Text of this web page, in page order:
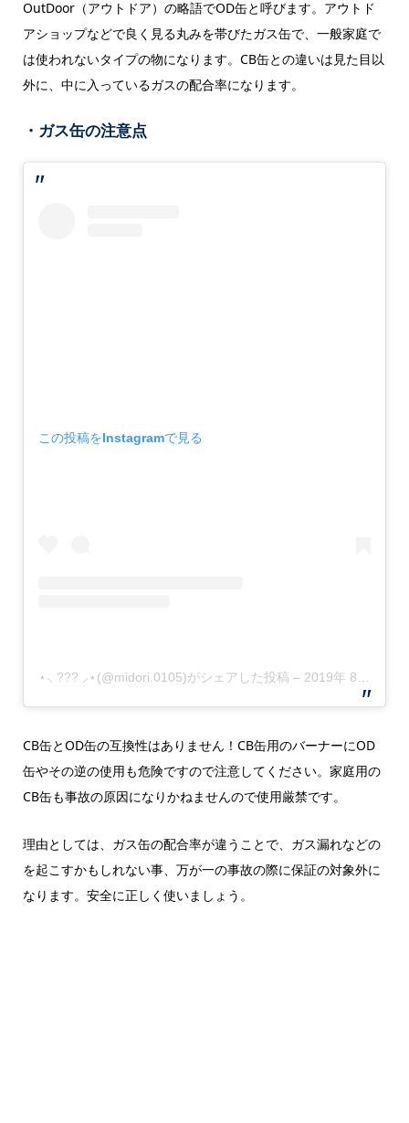
OutDoor（アウトドア）の略語でOD缶と呼びます。アウトド
アショップなどで良く見る丸みを帯びたガス缶で、一般家庭で
は使われないタイプの物になります。CB缶との違いは見た目以
外に、中に入っているガスの配合率になります。
・ガス缶の注意点
この投稿をInstagramで見る
⋆⸜ ??? ⸝⋆(@midori.0105)がシェアした投稿 – 2019年 8月月15日午後5時55分PDT
CB缶とOD缶の互換性はありません！CB缶用のバーナーにOD
缶やその逆の使用も危険ですので注意してください。家庭用の
CB缶も事故の原因になりかねませんので使用厳禁です。
理由としては、ガス缶の配合率が違うことで、ガス漏れなどの
を起こすかもしれない事、万が一の事故の際に保証の対象外に
なります。安全に正しく使いましょう。